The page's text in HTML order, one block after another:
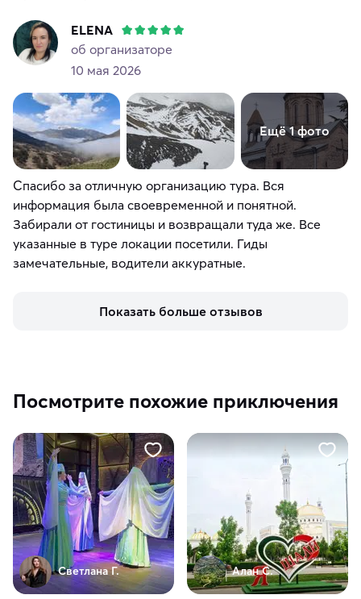
ELENA
об организаторе
10 мая 2026
Ещё 1 фото
Спасибо за отличную организацию тура. Вся
информация была своевременной и понятной.
Забирали от гостиницы и возвращали туда же. Все
указанные в туре локации посетили. Гиды
замечательные, водители аккуратные.
Показать больше отзывов
Посмотрите похожие приключения
Светлана Г. Алан С.